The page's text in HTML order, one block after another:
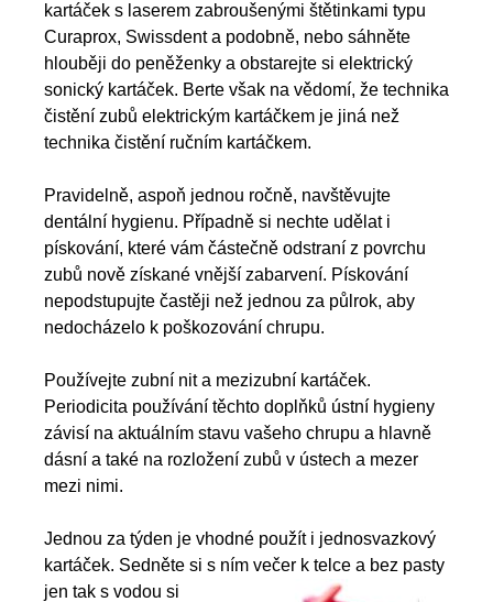
kartáček s laserem zabroušenými štětinkami typu
Curaprox, Swissdent a podobně, nebo sáhněte
hlouběji do peněženky a obstarejte si elektrický
sonický kartáček. Berte však na vědomí, že technika
čistění zubů elektrickým kartáčkem je jiná než
technika čistění ručním kartáčkem.
Pravidelně, aspoň jednou ročně, navštěvujte
dentální hygienu. Případně si nechte udělat i
pískování, které vám částečně odstraní z povrchu
zubů nově získané vnější zabarvení. Pískování
nepodstupujte častěji než jednou za půlrok, aby
nedocházelo k poškozování chrupu.
Používejte zubní nit a mezizubní kartáček.
Periodicita používání těchto doplňků ústní hygieny
závisí na aktuálním stavu vašeho chrupu a hlavně
dásní a také na rozložení zubů v ústech a mezer
mezi nimi.
Jednou za týden je vhodné použít i jednosvazkový
kartáček. Sedněte si s ním večer k telce a bez pasty
jen tak s vodou si